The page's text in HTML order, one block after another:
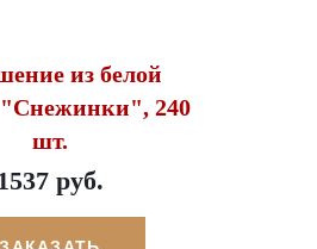
из белой
"Снежинки", 240
шт.
руб.